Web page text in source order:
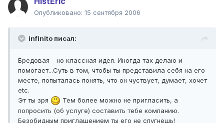
Опубликовано: 15 сентября 2006
infinito писал:
Бредовая - но классная идея. Иногда так делаю и
помогает...Суть в том, чтобы ты представила себя на его
месте, попыталась понять, что он чуствует, думает, хочет
etc.
Эт ты зря
Тем более можно не пригласить, а
попросить (об услуге) составить тебе компанию.
Безобидным приглашением ты его не спугнешь!